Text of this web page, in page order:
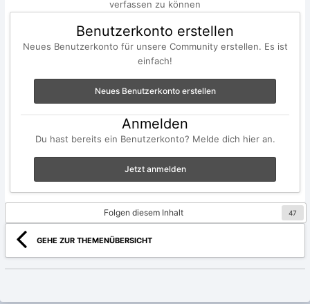
verfassen zu können
Benutzerkonto erstellen
Neues Benutzerkonto für unsere Community erstellen. Es ist
einfach!
Neues Benutzerkonto erstellen
Anmelden
Du hast bereits ein Benutzerkonto? Melde dich hier an.
Jetzt anmelden
Folgen diesem Inhalt 47
GEHE ZUR THEMENÜBERSICHT